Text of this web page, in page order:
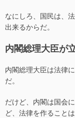
なにしろ、国民は、
出来るからだ。
内閣総理大臣が
内閣総理大臣は法律
だ。
だけど、内閣は国会
ど、法律を作ることは